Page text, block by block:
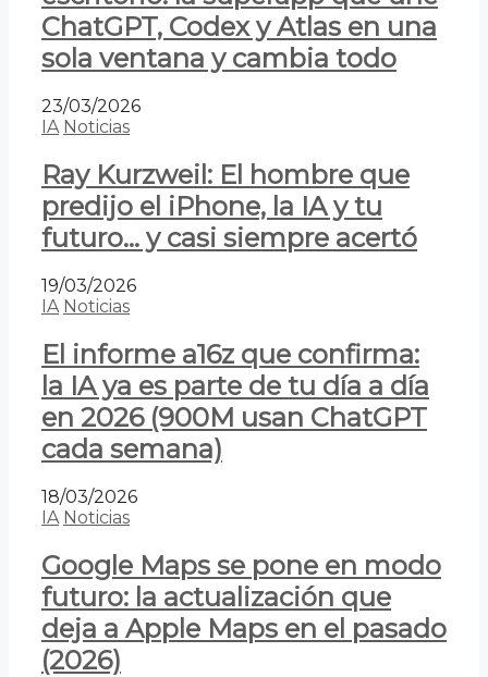
ChatGPT, Codex y Atlas en una
sola ventana y cambia todo
23/03/2026
IA Noticias
Ray Kurzweil: El hombre que
predijo el iPhone, la IA y tu
futuro… y casi siempre acertó
19/03/2026
IA Noticias
El informe a16z que confirma:
la IA ya es parte de tu día a día
en 2026 (900M usan ChatGPT
cada semana)
18/03/2026
IA Noticias
Google Maps se pone en modo
futuro: la actualización que
deja a Apple Maps en el pasado
(2026)